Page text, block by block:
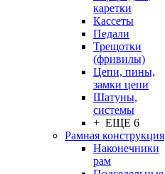
каретки
Кассеты
Педали
Трещотки
(фривилы)
Цепи, пины,
замки цепи
Шатуны,
системы
+ ЕЩЕ 6
Рамная конструкция
Наконечники
рам